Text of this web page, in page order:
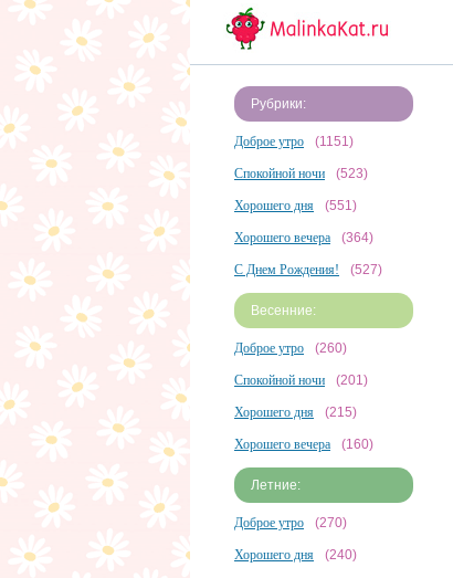
Рубрики:
Доброе утро (1151)
Спокойной ночи (523)
Хорошего дня (551)
Хорошего вечера (364)
С Днем Рождения! (527)
Весенние:
Доброе утро (260)
Спокойной ночи (201)
Хорошего дня (215)
Хорошего вечера (160)
Летние:
Доброе утро (270)
Хорошего дня (240)